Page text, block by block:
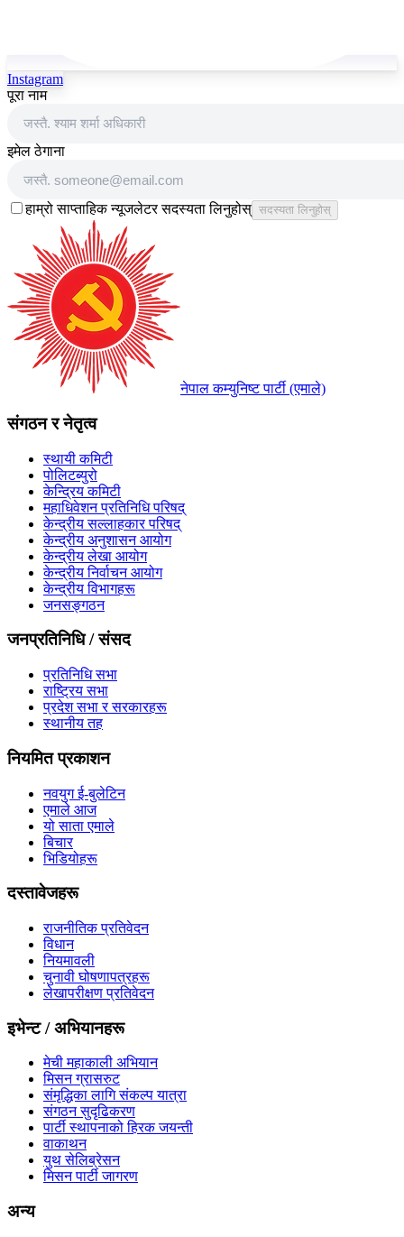
Instagram
पूरा नाम
इमेल ठेगाना
हाम्रो साप्ताहिक न्यूजलेटर सदस्यता लिनुहोस् सदस्यता लिनुहोस्
नेपाल कम्युनिष्ट पार्टी (एमाले)
संगठन र नेतृत्व
स्थायी कमिटी
पोलिटब्युरो
केन्द्रिय कमिटी
महाधिवेशन प्रतिनिधि परिषद्
केन्द्रीय सल्लाहकार परिषद्
केन्द्रीय अनुशासन आयोग
केन्द्रीय लेखा आयोग
केन्द्रीय निर्वाचन आयोग
केन्द्रीय विभागहरू
जनसङ्गठन
जनप्रतिनिधि / संसद
प्रतिनिधि सभा
राष्ट्रिय सभा
प्रदेश सभा र सरकारहरू
स्थानीय तह
नियमित प्रकाशन
नवयुग ई-बुलेटिन
एमाले आज
यो साता एमाले
बिचार
भिडियोहरू
दस्तावेजहरू
राजनीतिक प्रतिवेदन
विधान
नियमावली
चुनावी घोषणापत्रहरू
लेखापरीक्षण प्रतिवेदन
इभेन्ट / अभियानहरू
मेची महाकाली अभियान
मिसन ग्रासरुट
संमृद्धिका लागि संकल्प यात्रा
संगठन सुदृढिकरण
पार्टी स्थापनाको हिरक जयन्ती
वाकाथन
युथ सेलिब्रेसन
मिसन पार्टी जागरण
अन्य